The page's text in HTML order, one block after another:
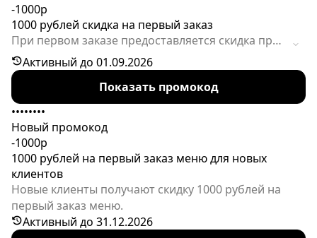
-1000р
1000 рублей скидка на первый заказ
При первом заказе предоставляется скидка при
использовании промокода. Действие акции
ограничено по времени.
Активный до 01.09.2026
Показать промокод
••••••••
Новый промокод
-1000р
1000 рублей на первый заказ меню для новых
клиентов
Новые клиенты получают скидку 1000 рублей на
первый заказ меню.
Активный до 31.12.2026